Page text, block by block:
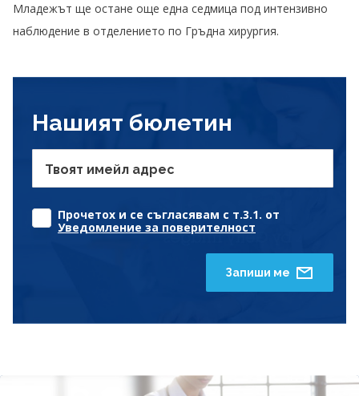
Младежът ще остане още една седмица под интензивно
наблюдение в отделението по Гръдна хирургия.
Нашият бюлетин
Твоят имейл адрес
Прочетох и се съгласявам с т.3.1. от
Уведомление за поверителност
Запиши ме